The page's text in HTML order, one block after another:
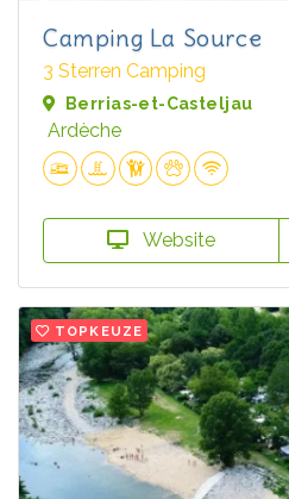
Camping La Source
3 Sterren Camping
Berrias-et-Casteljau
Ardèche
Website
TOPKEUZE